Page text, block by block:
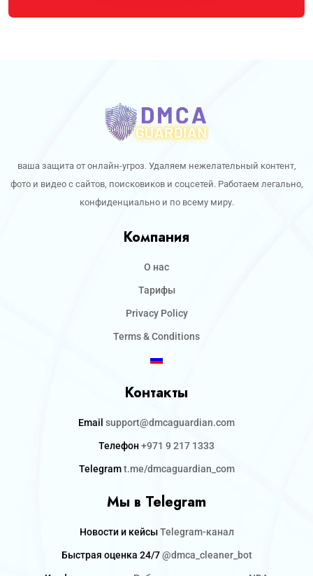
ваша защита от онлайн-угроз. Удаляем нежелательный контент,
фото и видео с сайтов, поисковиков и соцсетей. Работаем легально,
конфиденциально и по всему миру.
Компания
О нас
Тарифы
Privacy Policy
Terms & Conditions
Контакты
Email support@dmcaguardian.com
Телефон+971 9 217 1333
Telegram t.me/dmcaguardian_com
Мы в Telegram
Новости и кейсы Telegram-канал
Быстрая оценка 24/7 @dmca_cleaner_bot